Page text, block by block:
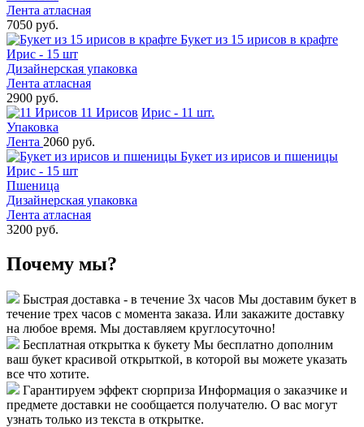
Лента атласная
7050 руб.
Букет из 15 ирисов в крафте
Ирис - 15 шт
Дизайнерская упаковка
Лента атласная
2900 руб.
11 Ирисов Ирис - 11 шт.
Упаковка
Лента 2060 руб.
Букет из ирисов и пшеницы
Ирис - 15 шт
Пшеница
Дизайнерская упаковка
Лента атласная
3200 руб.
Почему мы?
Быстрая доставка - в течение 3х часов Мы доставим букет в
течение трех часов с момента заказа. Или закажите доставку
на любое время. Мы доставляем круглосуточно!
Бесплатная открытка к букету Мы бесплатно дополним
ваш букет красивой открыткой, в которой вы можете указать
все что хотите.
Гарантируем эффект сюрприза Информация о заказчике и
предмете доставки не сообщается получателю. О вас могут
узнать только из текста в открытке.